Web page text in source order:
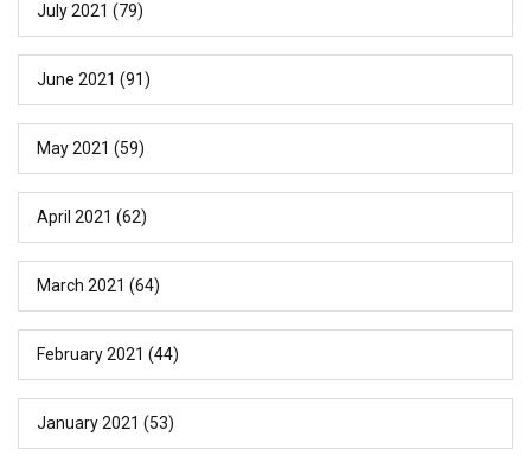
July 2021 (79)
June 2021 (91)
May 2021 (59)
April 2021 (62)
March 2021 (64)
February 2021 (44)
January 2021 (53)